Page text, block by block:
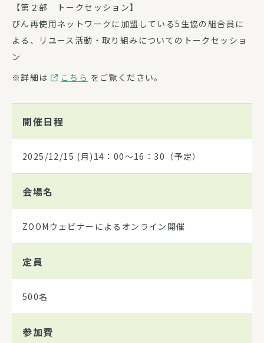
【第２部 トークセッション】
びん再使用ネットワークに加盟している5生協の組合員に
よる、リユース活動・取り組みについてのトークセッショ
ン
※詳細は
こちら をご覧ください。
開催日程
2025/12/15 (月)14：00～16：30（予定）
会場名
ZOOMウェビナーによるオンライン開催
定員
500名
参加費